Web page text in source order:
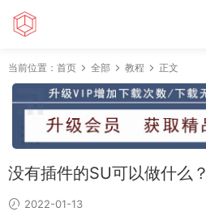
当前位置： 首页 全部 教程 正文
没有插件的SU可以做什么？
2022-01-13